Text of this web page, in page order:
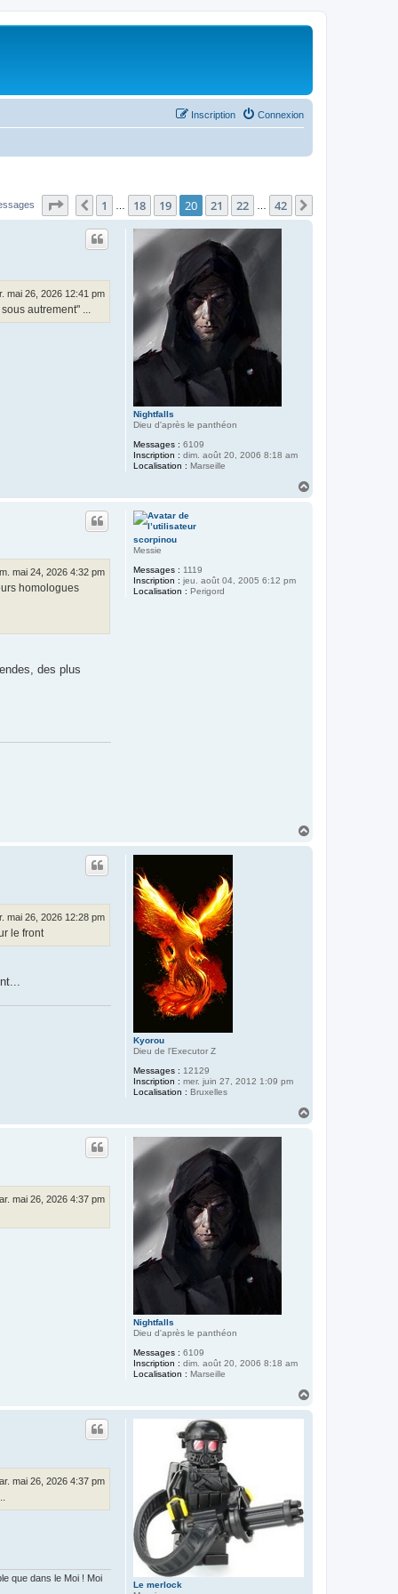
Connexion
Inscription
Page 20 42
Précédent
1 18 19 20 21 22 42
Nightfalls
Dieu d'après le panthéon
Messages : 6109
Inscription : dim. août 20, 2006 8:18 am
Localisation : Marseille
mai 26, 2026 12:41 pm
autrement" ...
scorpinou
Messie
Messages : 1119
Inscription : jeu. août 04, 2005 6:12 pm
Localisation : Perigord
mai 24, 2026 4:32 pm
homologues
des plus
Kyorou
Dieu de l'Executor Z
Messages : 12129
Inscription : mer. juin 27, 2012 1:09 pm
Localisation : Bruxelles
mai 26, 2026 12:28 pm
le front
Nightfalls
Dieu d'après le panthéon
Messages : 6109
Inscription : dim. août 20, 2006 8:18 am
Localisation : Marseille
mai 26, 2026 4:37 pm
Le merlock
mai 26, 2026 4:37 pm
que dans le Moi ! Moi